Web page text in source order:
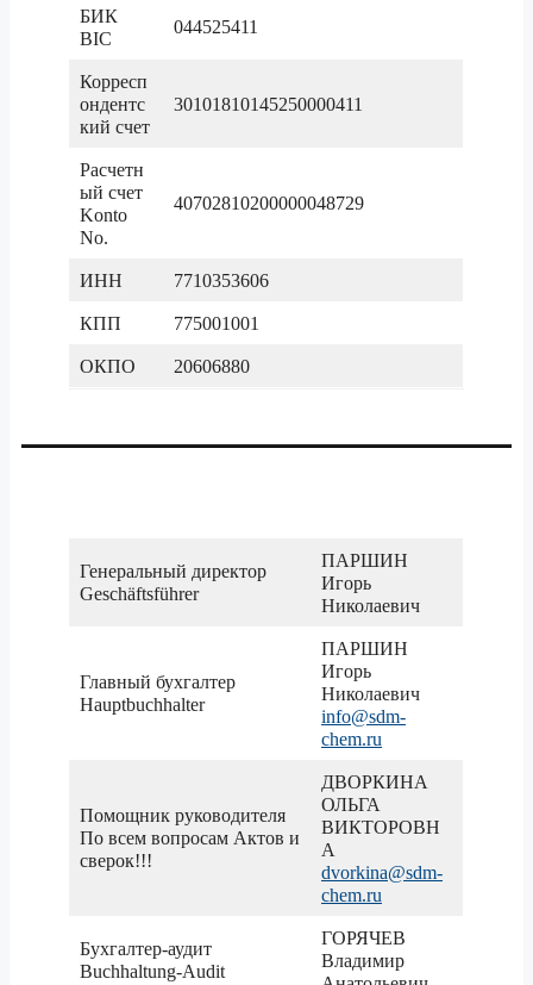
БИК
BIC
044525411
Корресп
ондентс
кий счет
30101810145250000411
Расчетн
ый счет
Konto
No.
40702810200000048729
ИНН 7710353606
КПП 775001001
ОКПО 20606880
Генеральный директор
Geschäftsführer
ПАРШИН
Игорь
Николаевич
Главный бухгалтер
Hauptbuchhalter
ПАРШИН
Игорь
Николаевич
info@sdm-
chem.ru
Помощник руководителя
По всем вопросам Актов и
сверок!!!
ДВОРКИНА
ОЛЬГА
ВИКТОРОВН
А
dvorkina@sdm-
chem.ru
Бухгалтер-аудит
Buchhaltung-Audit
ГОРЯЧЕВ
Владимир